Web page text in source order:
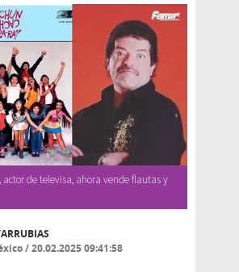
actor de televisa, ahora vende flautas y
/20.02.2025 09:41:58